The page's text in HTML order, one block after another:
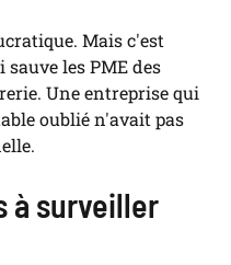
Mais c'est
les PME des
Une entreprise qui
oublié n'avait pas
à surveiller